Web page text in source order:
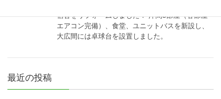
宿舎をリフォームしました！ 洋間3部屋（各部屋
エアコン完備）、食堂、ユニットバスを新設し、
大広間には卓球台を設置しました。
最近の投稿